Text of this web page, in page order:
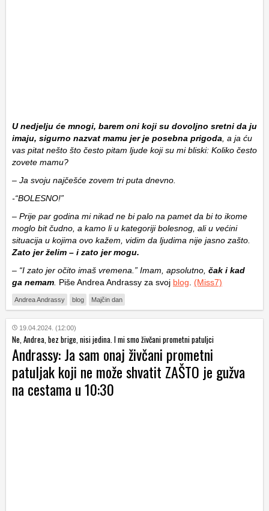
U nedjelju će mnogi, barem oni koji su dovoljno sretni da ju
imaju, sigurno nazvat mamu jer je posebna prigoda , a ja ću
vas pitat nešto što često pitam ljude koji su mi bliski: Koliko često
zovete mamu?
– Ja svoju najčešće zovem tri puta dnevno.
-“BOLESNO!”
– Prije par godina mi nikad ne bi palo na pamet da bi to ikome
moglo bit čudno, a kamo li u kategoriji bolesnog, ali u većini
situacija u kojima ovo kažem, vidim da ljudima nije jasno zašto.
Zato jer želim – i zato jer mogu.
– “I zato jer očito imaš vremena.” Imam, apsolutno, čak i kad
ga nemam Piše Andrea Andrassy za svoj blog (Miss7)
Andrea Andrassy blog Majčin dan
19.04.2024. (12:00)
Ne, Andrea, bez brige, nisi jedina. I mi smo živčani prometni patuljci
Andrassy: Ja sam onaj živčani prometni
patuljak koji ne može shvatit ZAŠTO je gužva
na cestama u 10:30